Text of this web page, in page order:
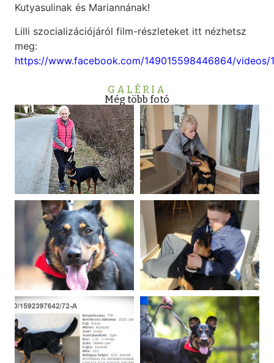
Kutyasulinak és Mariannának!
Lilli szocializációjáról film-részleteket itt nézhetsz
meg:
https://www.facebook.com/149015598446864/videos/
GALÉRIA
Még több fotó